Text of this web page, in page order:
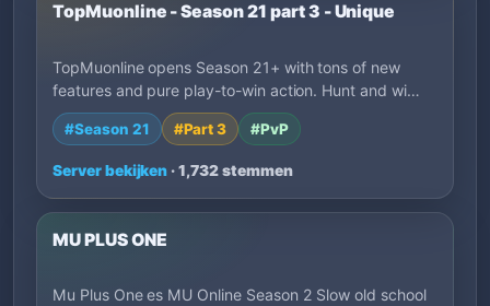
TopMuonline - Season 21 part 3 - Unique
TopMuonline opens Season 21+ with tons of new
features and pure play-to-win action. Hunt and wi…
#Season 21 #Part 3 #PvP
Server bekijken · 1,732 stemmen
MU PLUS ONE
Mu Plus One es MU Online Season 2 Slow old school